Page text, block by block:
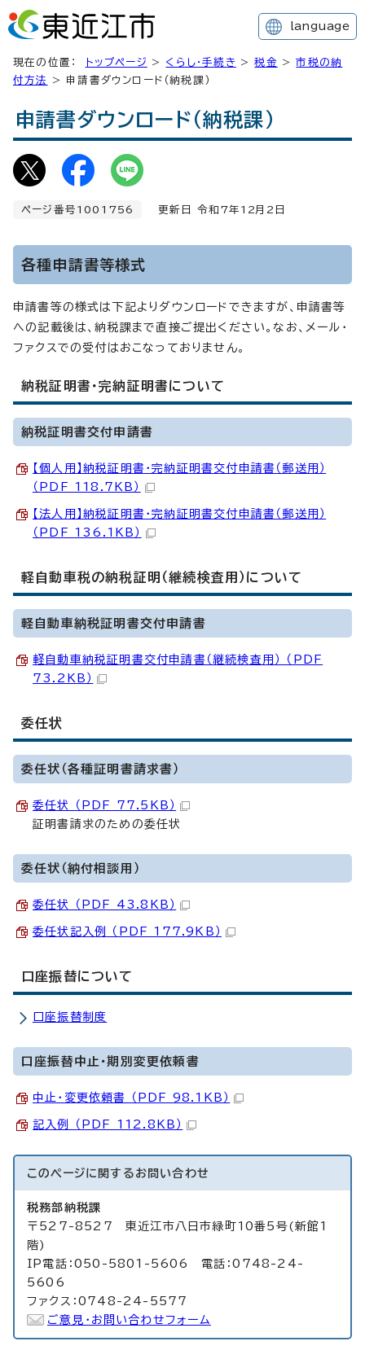
language
現在の位置： トップページ > くらし・手続き >税金 >市税の納
付方法
> 申請書ダウンロード（納税課）
申請書ダウンロード（納税課）
ページ番号1001756 更新日 令和7年 12月2日
各種申請書等様式
申請書等の様式は下記よりダウンロードできますが、申請書等
への記載後は、納税課まで直接ご提出ください。なお、メール・
ファクスでの受付はおこなっておりません。
納税証明書・完納証明書について
納税証明書交付申請書
【個人用】納税証明書・完納証明書交付申請書（郵送用）
（PDF 118.7KB）
【法人用】納税証明書・完納証明書交付申請書（郵送用）
（PDF 136.1KB）
軽自動車税の納税証明（継続検査用）について
軽自動車納税証明書交付申請書
軽自動車納税証明書交付申請書（継続検査用） （PDF
73.2KB）
委任状
委任状（各種証明書請求書）
委任状 （PDF 77.5KB）
証明書請求のための委任状
委任状（納付相談用）
委任状 （PDF 43.8KB）
委任状記入例 （PDF 177.9KB）
口座振替について
口座振替制度
口座振替中止・期別変更依頼書
中止・変更依頼書 （PDF 98.1KB）
記入例 （PDF 112.8KB）
このページに関する お問い合わせ
税務部納税課
〒527-8527 東近江市八日市緑町10番5号(新館1
階)
IP電話：050-5801-5606 電話：0748-24-
5606
ファクス：0748-24-5577
ご意見・お問い合わせフォーム